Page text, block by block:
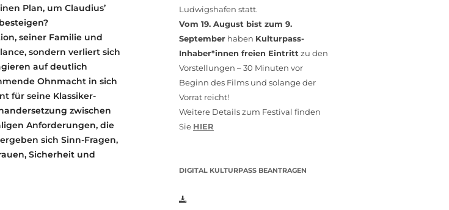
Plan, um Claudius’
seiner Familie und
sondern verliert sich
auf deutlich
Ohnmacht in sich
für seine Klassiker-
zwischen
Anforderungen, die
sich Sinn-Fragen,
Sicherheit und
Ludwigshafen statt.
Vom 19. August bist zum 9.
September haben Kulturpass-
Inhaber*innen freien Eintritt zu den
Vorstellungen – 30 Minuten vor
Beginn des Films und solange der
Vorrat reicht!
Weitere Details zum Festival finden
Sie HIER
DIGITAL KULTURPASS BEANTRAGEN